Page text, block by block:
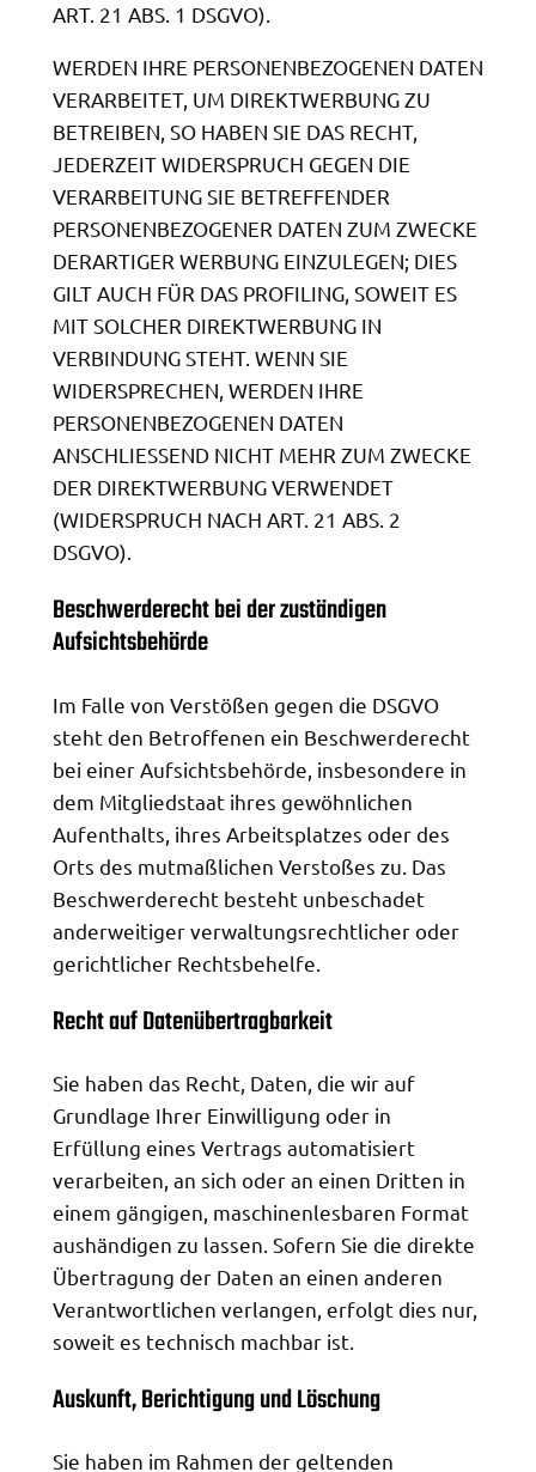
ART. 21 ABS. 1 DSGVO).
WERDEN IHRE PERSONENBEZOGENEN DATEN
VERARBEITET, UM DIREKTWERBUNG ZU
BETREIBEN, SO HABEN SIE DAS RECHT,
JEDERZEIT WIDERSPRUCH GEGEN DIE
VERARBEITUNG SIE BETREFFENDER
PERSONENBEZOGENER DATEN ZUM ZWECKE
DERARTIGER WERBUNG EINZULEGEN; DIES
GILT AUCH FÜR DAS PROFILING, SOWEIT ES
MIT SOLCHER DIREKTWERBUNG IN
VERBINDUNG STEHT. WENN SIE
WIDERSPRECHEN, WERDEN IHRE
PERSONENBEZOGENEN DATEN
ANSCHLIESSEND NICHT MEHR ZUM ZWECKE
DER DIREKTWERBUNG VERWENDET
(WIDERSPRUCH NACH ART. 21 ABS. 2
DSGVO).
Beschwerde­recht bei der zuständigen
Aufsichts­behörde
Im Falle von Verstößen gegen die DSGVO
steht den Betroffenen ein Beschwerderecht
bei einer Aufsichtsbehörde, insbesondere in
dem Mitgliedstaat ihres gewöhnlichen
Aufenthalts, ihres Arbeitsplatzes oder des
Orts des mutmaßlichen Verstoßes zu. Das
Beschwerderecht besteht unbeschadet
anderweitiger verwaltungsrechtlicher oder
gerichtlicher Rechtsbehelfe.
Recht auf Daten­übertrag­barkeit
Sie haben das Recht, Daten, die wir auf
Grundlage Ihrer Einwilligung oder in
Erfüllung eines Vertrags automatisiert
verarbeiten, an sich oder an einen Dritten in
einem gängigen, maschinenlesbaren Format
aushändigen zu lassen. Sofern Sie die direkte
Übertragung der Daten an einen anderen
Verantwortlichen verlangen, erfolgt dies nur,
soweit es technisch machbar ist.
Auskunft, Berichtigung und Löschung
Sie haben im Rahmen der geltenden